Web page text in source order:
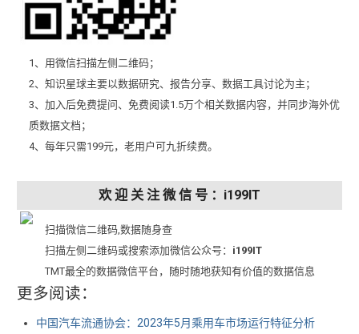
1、用微信扫描左侧二维码；
2、知识星球主要以数据研究、报告分享、数据工具讨论为主；
3、加入后免费提问、免费阅读1.5万个相关数据内容，并同步海外优
质数据文档；
4、每年只需199元，老用户可九折续费。
欢 迎 关 注 微 信 号 ：i199IT
扫描微信二维码,数据随身查
扫描左侧二维码或搜索添加微信公众号： i199IT
TMT最全的数据微信平台，随时随地获知有价值的数据信息
更多阅读：
中国汽车流通协会：2023年5月乘用车市场运行特征分析